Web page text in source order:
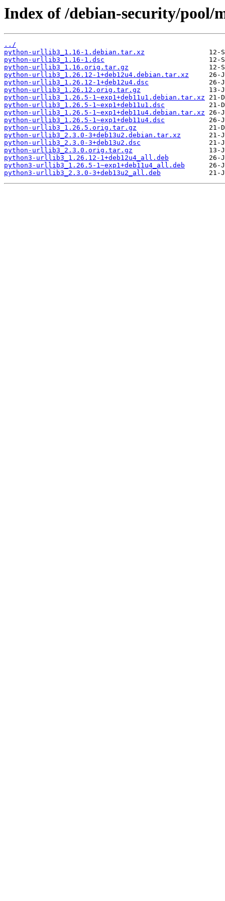
Index of /debian-security/
../
python-urllib3_1.16-1.debian.tar.xz
python-urllib3_1.16-1.dsc
python-urllib3_1.16.orig.tar.gz
python-urllib3_1.26.12-1+deb12u4.debian.tar.xz
python-urllib3_1.26.12-1+deb12u4.dsc
python-urllib3_1.26.12.orig.tar.gz
python-urllib3_1.26.5-1~exp1+deb11u1.debian.tar.xz
python-urllib3_1.26.5-1~exp1+deb11u1.dsc
python-urllib3_1.26.5-1~exp1+deb11u4.debian.tar.xz
python-urllib3_1.26.5-1~exp1+deb11u4.dsc
python-urllib3_1.26.5.orig.tar.gz
python-urllib3_2.3.0-3+deb13u2.debian.tar.xz
python-urllib3_2.3.0-3+deb13u2.dsc
python-urllib3_2.3.0.orig.tar.gz
python3-urllib3_1.26.12-1+deb12u4_all.deb
python3-urllib3_1.26.5-1~exp1+deb11u4_all.deb
python3-urllib3_2.3.0-3+deb13u2_all.deb